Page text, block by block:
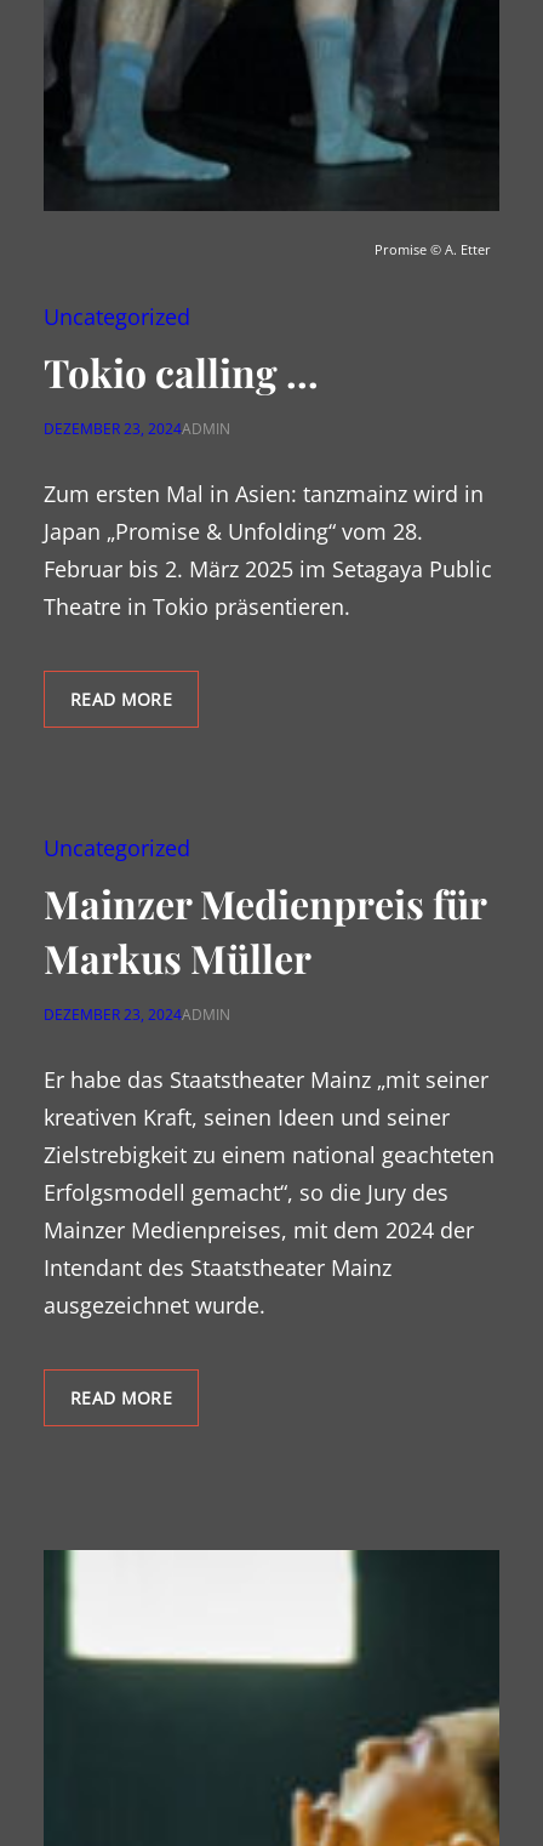
Promise © A. Etter
Uncategorized
Tokio calling …
DEZEMBER 23, 2024ADMIN
Zum ersten Mal in Asien: tanzmainz wird in
Japan „Promise & Unfolding“ vom 28.
Februar bis 2. März 2025 im Setagaya Public
Theatre in Tokio präsentieren.
READ MORE
Uncategorized
Mainzer Medienpreis für
Markus Müller
DEZEMBER 23, 2024ADMIN
Er habe das Staatstheater Mainz „mit seiner
kreativen Kraft, seinen Ideen und seiner
Zielstrebigkeit zu einem national geachteten
Erfolgsmodell gemacht“, so die Jury des
Mainzer Medienpreises, mit dem 2024 der
Intendant des Staatstheater Mainz
ausgezeichnet wurde.
READ MORE